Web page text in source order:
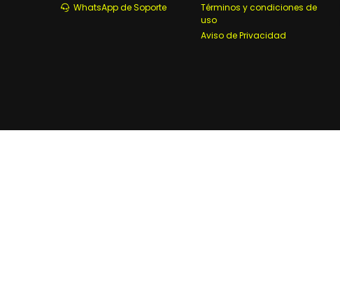
WhatsApp de Soporte
Términos y condiciones de
uso
Aviso de Privacidad